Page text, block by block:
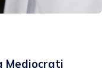
Mediocrati